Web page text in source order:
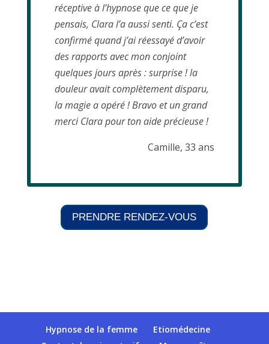
réceptive à l’hypnose que ce que je
pensais, Clara l’a aussi senti. Ça c’est
confirmé quand j’ai réessayé d’avoir
des rapports avec mon conjoint
quelques jours après : surprise ! la
douleur avait complètement disparu,
la magie a opéré ! Bravo et un grand
merci Clara pour ton aide précieuse !
Camille, 33 ans
PRENDRE RENDEZ-VOUS
Hypnose de la femme
Etiomédecine